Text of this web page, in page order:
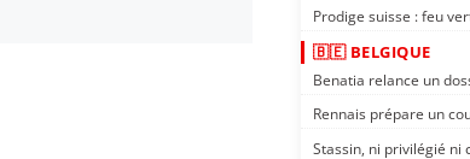
Prodige suisse : feu
🇧🇪 BELGIQUE
Benatia relance un
Rennais prépare un
Stassin, ni privilégié ni